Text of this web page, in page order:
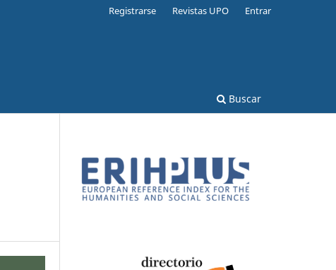
Buscar
Registrarse Revistas UPO Entrar